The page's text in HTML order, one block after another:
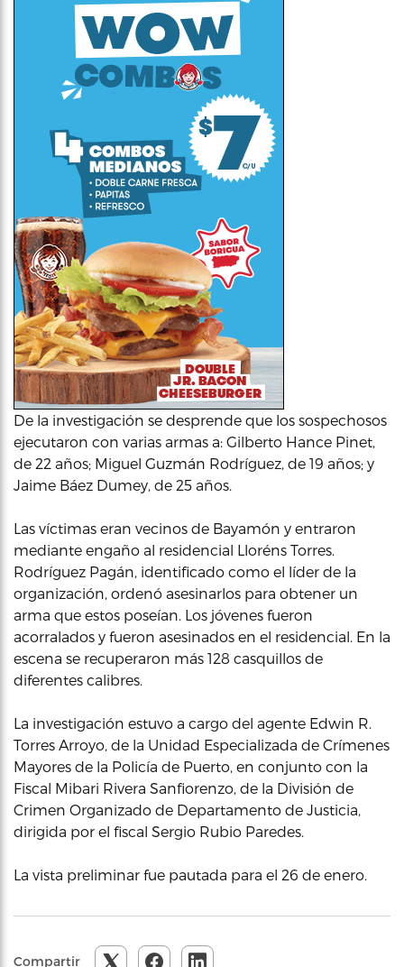
De la investigación se desprende que los sospechosos
ejecutaron con varias armas a: Gilberto Hance Pinet,
de 22 años; Miguel Guzmán Rodríguez, de 19 años; y
Jaime Báez Dumey, de 25 años.
Las víctimas eran vecinos de Bayamón y entraron
mediante engaño al residencial Lloréns Torres.
Rodríguez Pagán, identificado como el líder de la
organización, ordenó asesinarlos para obtener un
arma que estos poseían. Los jóvenes fueron
acorralados y fueron asesinados en el residencial. En la
escena se recuperaron más 128 casquillos de
diferentes calibres.
La investigación estuvo a cargo del agente Edwin R.
Torres Arroyo, de la Unidad Especializada de Crímenes
Mayores de la Policía de Puerto, en conjunto con la
Fiscal Mibari Rivera Sanfiorenzo, de la División de
Crimen Organizado de Departamento de Justicia,
dirigida por el fiscal Sergio Rubio Paredes.
La vista preliminar fue pautada para el 26 de enero.
Compartir